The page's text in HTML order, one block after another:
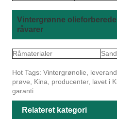
Vintergrønne
råvarer
Råmaterialer
Hot Tags: Vintergrønolie,
prøve, Kina, producenter, lavet i
garanti
Relateret kategori